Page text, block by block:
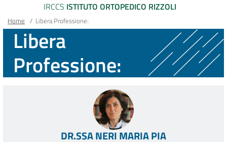
IRCCS ISTITUTO ORTOPEDICO RIZZOLI
Main container
Briciole
di
pane
Home / Libera Professione:
Libera
Professione:
DR.SSA NERI MARIA PIA